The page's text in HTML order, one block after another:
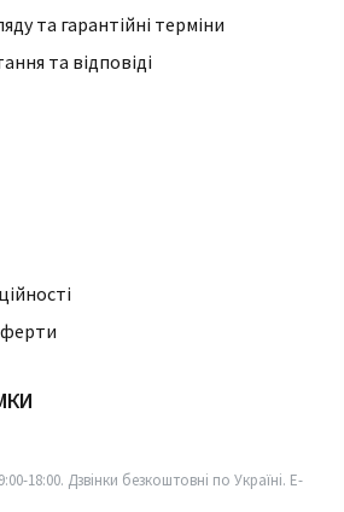
та гарантійні терміни
та відповіді
18:00. Дзвінки безкоштовні по Україні. E-